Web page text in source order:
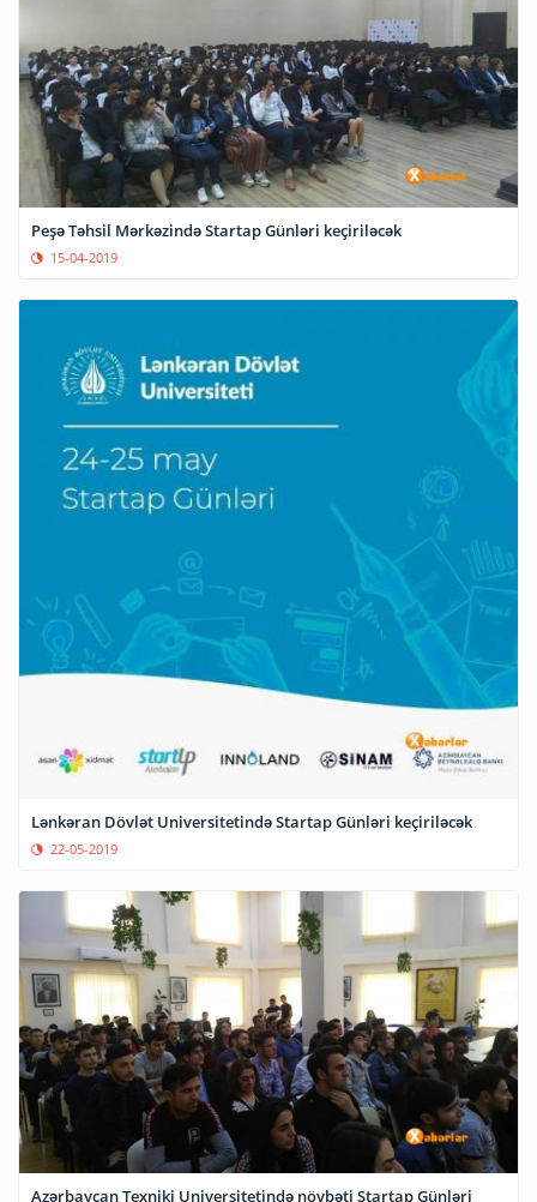
Peşə Təhsil Mərkəzində Startap Günləri keçiriləcək
15-04-2019
Lənkəran Dövlət Universitetində Startap Günləri keçiriləcək
22-05-2019
Azərbaycan Texniki Universitetində növbəti Startap Günləri